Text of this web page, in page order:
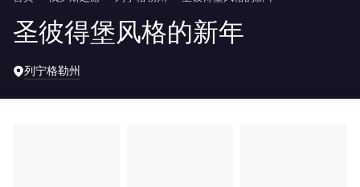
圣彼得堡风格的新年
列宁格勒州